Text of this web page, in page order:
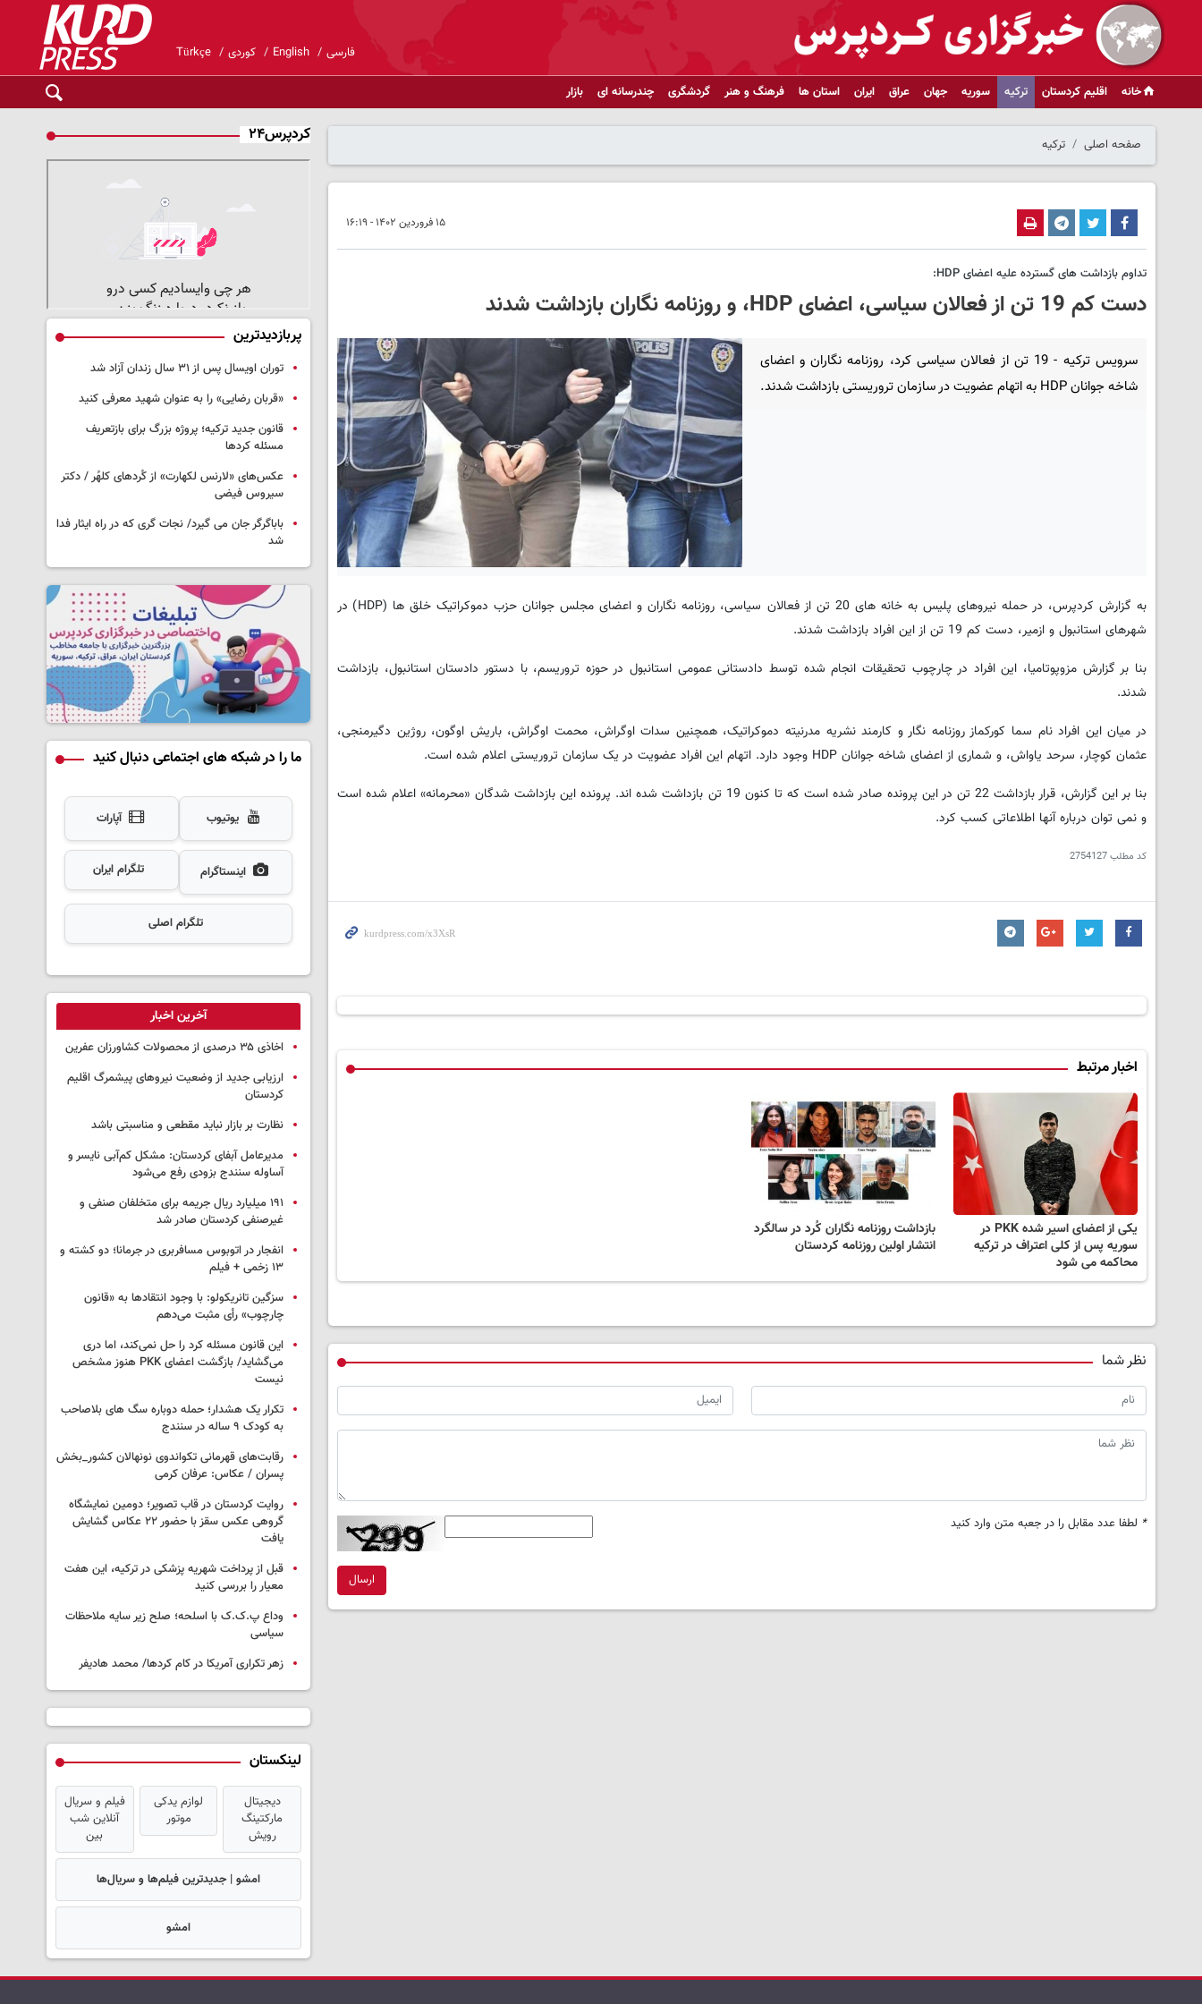
فارسی English کوردی Türkçe
خانه اقلیم کردستان ترکیه سوریه جهان عراق ایران استان ها فرهنگ و هنر گردشگری چندرسانه ای بازار
صفحه اصلی ترکیه
۱۵ فروردین ۱۴۰۲ - ۱۶:۱۹
تداوم بازداشت های گسترده علیه اعضای HDP:
دست کم 19 تن از فعالان سیاسی، اعضای HDP، و روزنامه نگاران بازداشت شدند
سرویس ترکیه - 19 تن از فعالان سیاسی کرد، روزنامه نگاران و اعضای
شاخه جوانان HDP به اتهام عضویت در سازمان تروریستی بازداشت شدند.
به گزارش کردپرس، در حمله نیروهای پلیس به خانه های 20 تن از فعالان سیاسی، روزنامه نگاران و اعضای مجلس جوانان حزب دموکراتیک خلق ها (HDP) در
شهرهای استانبول و ازمیر، دست کم 19 تن از این افراد بازداشت شدند.
بنا بر گزارش مزوپوتامیا، این افراد در چارچوب تحقیقات انجام شده توسط دادستانی عمومی استانبول در حوزه تروریسم، با دستور دادستان استانبول، بازداشت
شدند.
در میان این افراد نام سما کورکماز روزنامه نگار و کارمند نشریه مدرنیته دموکراتیک، همچنین سدات اوگراش، محمت اوگراش، باریش اوگون، روژین دگیرمنجی،
عثمان کوچار، سرحد یاواش، و شماری از اعضای شاخه جوانان HDP وجود دارد. اتهام این افراد عضویت در یک سازمان تروریستی اعلام شده است.
بنا بر این گزارش، قرار بازداشت 22 تن در این پرونده صادر شده است که تا کنون 19 تن بازداشت شده اند. پرونده این بازداشت شدگان «محرمانه» اعلام شده است
و نمی توان درباره آنها اطلاعاتی کسب کرد.
کد مطلب2754127
اخبار مرتبط
یکی از اعضای اسیر شده PKK در
سوریه پس از کلی اعتراف در ترکیه
محاکمه می شود
بازداشت روزنامه نگاران کُرد در سالگرد
انتشار اولین روزنامه کردستان
نظر شما
* لطفا عدد مقابل را در جعبه متن وارد کنید
ارسال
کردپرس۲۴
پربازدیدترین
توران اویسال پس از ۳۱ سال زندان آزاد شد
«قربان رضایی» را به عنوان شهید معرفی کنید
قانون جدید ترکیه؛ پروژه بزرگ‌ برای بازتعریف
مسئله کردها
عکس‌های «لارنس لکهارت» از کُردهای کلهُر / دکتر
سیروس فیضی
باباگرگر جان می گیرد/ نجات گری که در راه ایثار فدا
شد
ما را در شبکه های اجتماعی دنبال کنید
یوتیوب آپارات
اینستاگرام تلگرام ایران
تلگرام اصلی
آخرین اخبار
اخاذی ۳۵ درصدی از محصولات کشاورزان عفرین
ارزیابی جدید از وضعیت نیروهای پیشمرگ اقلیم
کردستان
نظارت بر بازار نباید مقطعی و مناسبتی باشد
مدیرعامل آبفای کردستان: مشکل کم‌آبی نایسر و
آساوله سنندج بزودی رفع می‌شود
۱۹۱ میلیارد ریال جریمه برای متخلفان صنفی و
غیرصنفی کردستان صادر شد
انفجار در اتوبوس مسافربری در جرمانا؛ دو کشته و
۱۳ زخمی + فیلم
سزگین تانریکولو: با وجود انتقادها به «قانون
چارچوب» رأی مثبت می‌دهم
این قانون مسئله کرد را حل نمی‌کند، اما دری
می‌گشاید/ بازگشت اعضای PKK هنوز مشخص
نیست
تکرار یک هشدار؛ حمله دوباره سگ های بلاصاحب
به کودک ۹ ساله در سنندج
رقابت‌های قهرمانی تکواندوی نونهالان کشور_بخش
پسران / عکاس: عرفان کرمی
روایت کردستان در قاب تصویر؛ دومین نمایشگاه
گروهی عکس سقز با حضور ۲۲ عکاس گشایش
یافت
قبل از پرداخت شهریه پزشکی در ترکیه، این هفت
معیار را بررسی کنید
وداع پ.ک.ک با اسلحه؛ صلح زیر سایه ملاحظات
سیاسی
زهر تکراری آمریکا در کام کردها/ محمد هادیفر
لینکستان
دیجیتال
مارکتینگ
رویش
لوازم یدکی
موتور
فیلم و سریال
آنلاین شب
بین
امشو | جدیدترین فیلم‌ها و سریال‌ها
امشو